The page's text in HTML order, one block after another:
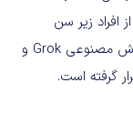
افراد زیر سن
قانونی، انتشار ادعاهای ضد هولوکاست توسط هوش مصنوعی Grok و
گرفته است.